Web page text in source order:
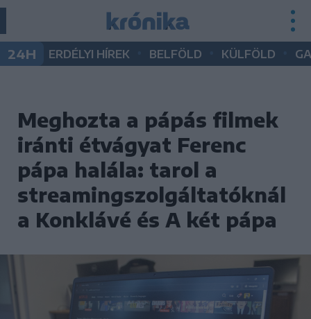
24H ERDÉLYI HÍREK BELFÖLD KÜLFÖLD
Meghozta a pápás filmek
iránti étvágyat Ferenc
pápa halála: tarol a
streamingszolgáltatóknál
a Konklávé és A két pápa